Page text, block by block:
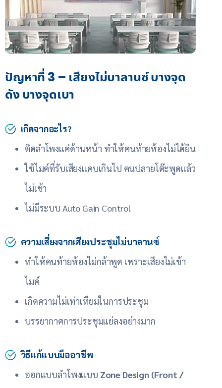
ปัญหาที่ 3 – เสียงไม่บาลานซ์ บางจุด
ดัง บางจุดเบา
เกิดจากอะไร?
ติดลำโพงแค่ด้านหน้า ทำให้คนท้ายห้องไม่ได้ยิน
ใช้ไมค์ที่รับเสียงแคบเกินไป คนปลายโต๊ะพูดแล้ว
ไม่เข้า
ไม่มีระบบ Auto Gain Control
ความเสี่ยงจากเสียงประชุมไม่บาลานซ์
ทำให้คนท้ายห้องไม่กล้าพูด เพราะเสียงไม่เข้า
ไมค์
เกิดความไม่เท่าเทียมในการประชุม
บรรยากาศการประชุมแย่ลงอย่างมาก
วิธีแก้แบบมืออาชีพ
ออกแบบลำโพงแบบ Zone Design (Front /